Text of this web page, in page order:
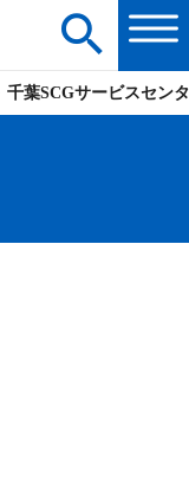
千葉SCGサービスセン